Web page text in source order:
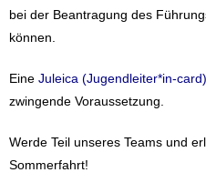
bei der Beantragung des
können.
Eine Juleica (Jugendleiter*in-card)
zwingende Voraussetzung.
Werde Teil unseres Teams und
Sommerfahrt!